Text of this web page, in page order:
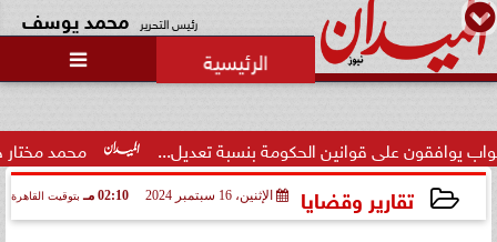
رئيس التحرير محمد يوسف

محمد مختار جمعة: الإعلام صانع الحكومة بنسبة تعديل...
تقارير وقضايا الإثنين، 16 سبتمبر 2024 02:10 مـ بتوقيت القاهرة
حالة غليان في نادي الشيخ زايد:
اتهامات للجنة المؤقتة بـ ”التواطؤ”